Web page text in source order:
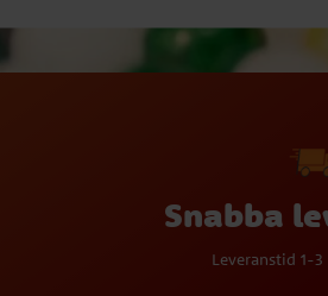
Snabba
Leveranstid 1-